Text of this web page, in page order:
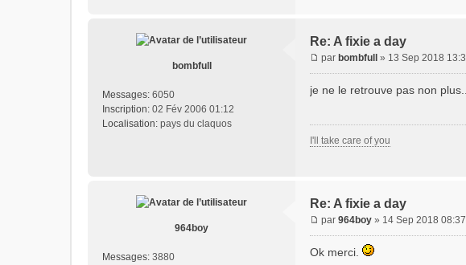
bombfull
Messages: 6050
Inscription: 02 Fév 2006 01:12
Localisation: pays du claquos
Re: A fixie a day
par bombfull » 13 Sep 2018
je ne le retrouve pas non
I'll take care of you
964boy
Messages: 3880
Re: A fixie a day
par 964boy » 14 Sep 2018 08:37
Ok merci.